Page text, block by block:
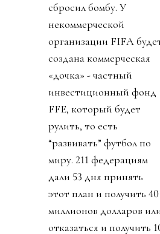
«собачку» (@). Плебсу
эгоманьяк предложил
заткнуться и молиться в
ответ свои на ложь и
бред. Качество обычного
диктатора.